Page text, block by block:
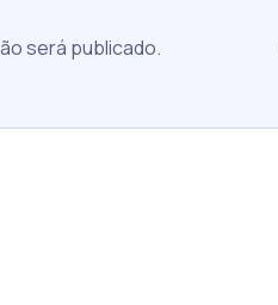
será publicado.